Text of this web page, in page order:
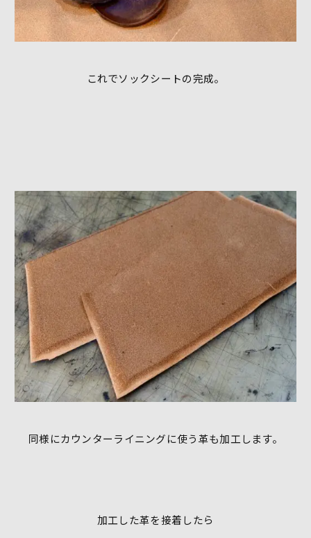
これでソックシートの完成。
同様にカウンターライニングに使う革も加工します。
加工した革を接着したら